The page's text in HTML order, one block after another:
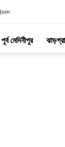
পূর্ব মেদিনীপুর